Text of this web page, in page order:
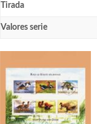
Tirada
Valores serie